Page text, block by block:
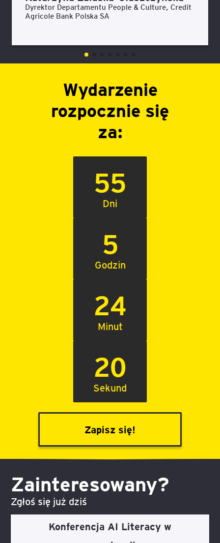
Dyrektor Departamentu People & Culture, Credit
Agricole Bank Polska SA
Wydarzenie
rozpocznie się
za:
55
Dni
5
Godzin
24
Minut
19
Sekund
Zapisz się!
Zainteresowany?
Zgłoś się już dziś
Konferencja AI Literacy w